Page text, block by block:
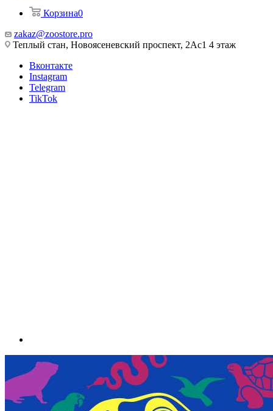
Корзина0
zakaz@zoostore.pro
Теплый стан, Новоясеневский проспект, 2Ас1 4 этаж
Вконтакте
Instagram
Telegram
TikTok